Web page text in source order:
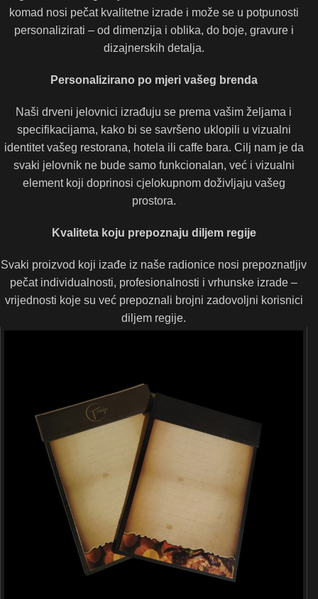
komad nosi pečat kvalitetne izrade i može se u potpunosti
personalizirati – od dimenzija i oblika, do boje, gravure i
dizajnerskih detalja.
Personalizirano po mjeri vašeg brenda
Naši drveni jelovnici izrađuju se prema vašim željama i
specifikacijama, kako bi se savršeno uklopili u vizualni
identitet vašeg restorana, hotela ili caffe bara. Cilj nam je da
svaki jelovnik ne bude samo funkcionalan, već i vizualni
element koji doprinosi cjelokupnom doživljaju vašeg
prostora.
Kvaliteta koju prepoznaju diljem regije
Svaki proizvod koji izađe iz naše radionice nosi prepoznatljiv
pečat individualnosti, profesionalnosti i vrhunske izrade –
vrijednosti koje su već prepoznali brojni zadovoljni korisnici
diljem regije.